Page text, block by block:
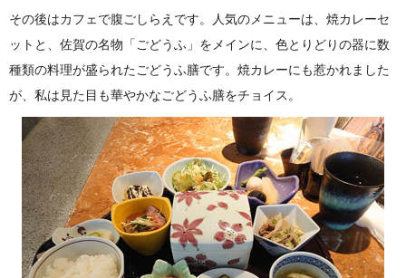
その後はカフェで腹ごしらえです。人気のメニューは、焼カレーセ
ットと、佐賀の名物「ごどうふ」をメインに、色とりどりの器に数
種類の料理が盛られたごどうふ膳です。焼カレーにも惹かれました
が、私は見た目も華やかなごどうふ膳をチョイス。